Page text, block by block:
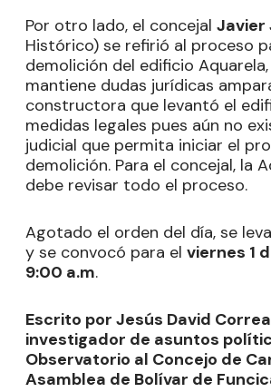
Por otro lado, el concejal Javier
Histórico) se refirió al proceso
demolición del edificio
mantiene dudas jurídicas
constructora que levantó el
medidas legales pues aún no
judicial que permita iniciar el
demolición. Para el concejal, la
debe revisar todo el proceso.
Agotado el orden del día, se
y se convocó para el viernes 1
9:00 a.m.
Escrito por Jesús David
investigador de asuntos
Observatorio al Concejo de
Asamblea de Bolívar de